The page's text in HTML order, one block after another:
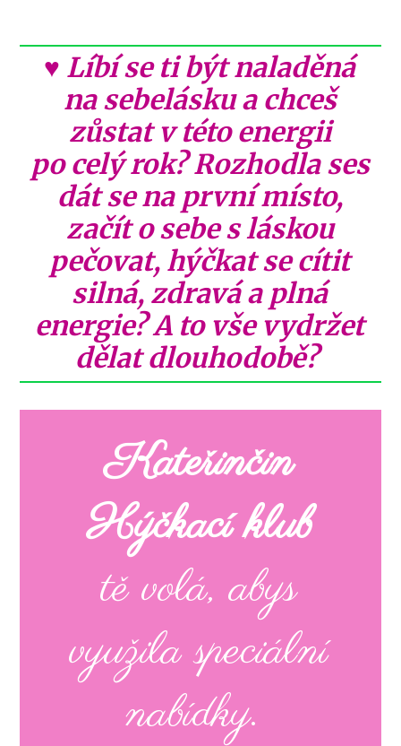
♥ Líbí se ti být naladěná
na sebelásku a chceš
zůstat v této energii
po celý rok? Rozhodla ses
dát se na první místo,
začít o sebe s láskou
pečovat, hýčkat se cítit
silná, zdravá a plná
energie? A to vše vydržet
dělat dlouhodobě?
Kateřinčin
Hýčkací klub
tě volá, abys
využila speciální
nabídky.